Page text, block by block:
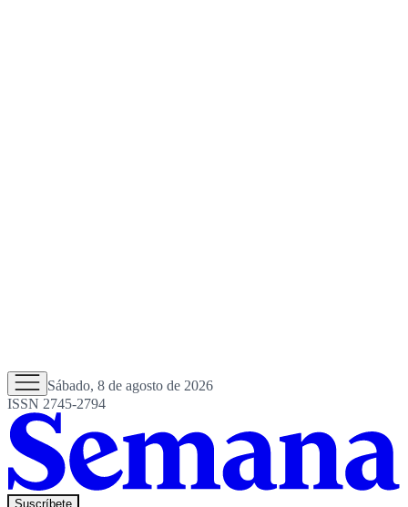
Sábado, 8 de agosto de 2026
ISSN 2745-2794
Suscríbete